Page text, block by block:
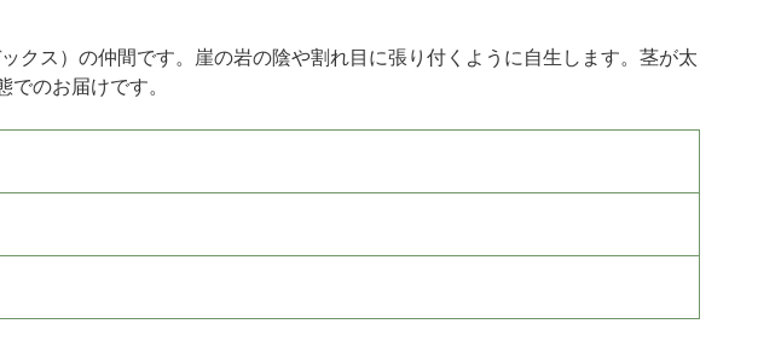
クス）の仲間です。崖の岩の陰や割れ目に張り付くように自生します。茎が太
のお届けです。